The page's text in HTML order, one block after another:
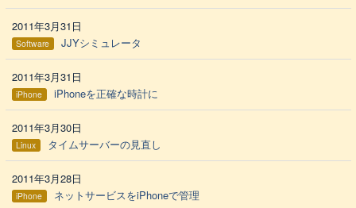
2011年3月31日
Software JJYシミュレータ
2011年3月31日
iPhone iPhoneを正確な時計に
2011年3月30日
Linux タイムサーバーの見直し
2011年3月28日
iPhone ネットサービスをiPhoneで管理